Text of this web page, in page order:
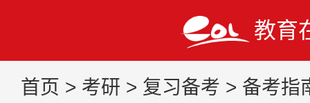
教育
首页 > 考研 > 复习备考 > 备考指